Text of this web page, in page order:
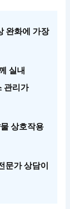
완화에 가장
실내
관리 가
상호작용
문가 상담이